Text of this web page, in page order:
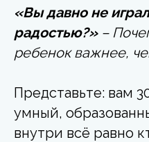
«Вы давно не
радостью?»–
ребенок важнее,
Представьте: вам
умный,
внутри всё равно